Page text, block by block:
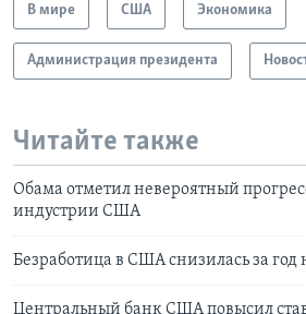
В мире США Экономика
Администрация президента
Читайте также
Обама отметил невероятный
индустрии США
Безработица в США снизилась за год
Центральный банк США повысил